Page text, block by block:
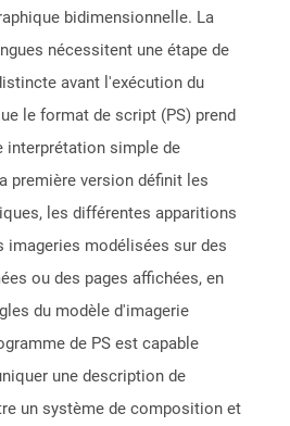
bidimensionnelle. La
nécessitent une étape de
avant l'exécution du
le format de script (PS) prend
interprétation simple de
première version définit les
les différentes apparitions
imageries modélisées sur des
ou des pages affichées, en
du modèle d'imagerie
de PS est capable
une description de
un système de composition et